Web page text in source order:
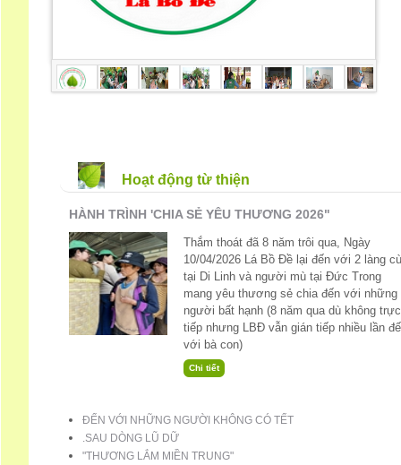
Hoạt động từ thiện
HÀNH TRÌNH 'CHIA SẺ YÊU THƯƠNG 2026"
Thắm thoát đã 8 năm trôi qua, Ngày
10/04/2026 Lá Bồ Đề lại đến với 2 làng
tại Di Linh và người mù tại Đức Trong
mang yêu thương sẻ chia đến với những
người bất hạnh (8 năm qua dù không trực
tiếp nhưng LBĐ vẫn gián tiếp nhiều lần
với bà con)
ĐẾN VỚI NHỮNG NGƯỜI KHÔNG CÓ TẾT
.SAU DÒNG LŨ DỮ
"THƯƠNG LẮM MIỀN TRUNG"